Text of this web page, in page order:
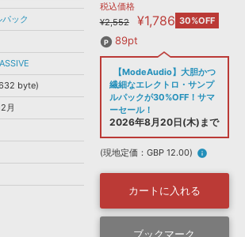
ール »
グ »
音楽カード
楽曲配信流通 サービス
無償のサウンド管理ソフト
次世代型 ボーカル・エディタ
映像のBGM・セリフを音声分離
プラグイン・エフェクト
ツール 効果音
ック
byte)
月
税込価格
¥2,552
¥1,786 30%OFF
89pt
【ModeAudio】大胆かつ
繊細なエレクトロ・サンプ
ルパックが30%OFF！サマ
ーセール！
2026年8月20日(木)まで
(現地定価：GBP 12.00) info
カートに入れる
ブックマーク